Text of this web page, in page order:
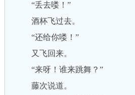
“丢去喽！”
酒杯飞过去。
“还给你喽！”
又飞回来。
“来呀！谁来跳舞？”
藤次说道。